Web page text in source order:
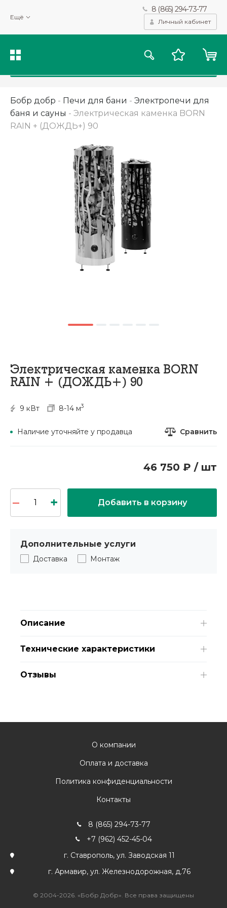
Ещё
8 (865) 294-73-77
Личный кабинет
Бобр добр - Печи для бани - Электропечи для
баня и сауны - Электрическая каменка BORN
RAIN + (ДОЖДЬ+) 90
Электрическая каменка BORN
RAIN + (ДОЖДЬ+) 90
9 кВт 8-14 м3
Наличие уточняйте у продавца Сравнить
46 750 ₽ / шт
Добавить в корзину
Дополнительные услуги
Доставка Монтаж
Описание
Технические характеристики
Отзывы
О компании
Оплата и доставка
Политика конфиденциальности
Контакты
8 (865) 294-73-77
+7 (962) 452-45-04
г. Ставрополь, ул. Заводская 11
г. Армавир, ул. Железнодорожная, д.76
© 2004-2026. «Бобр Добр». Все права защищены
Мы используем файлы cookie и другие подобные технологии
для получения данных с целью сбора статистики, повышения
качества рекомендаций и предоставления вам возможности
персонализированного просмотра.Подробнее